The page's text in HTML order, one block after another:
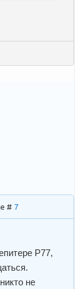
# 7
Р77,
не